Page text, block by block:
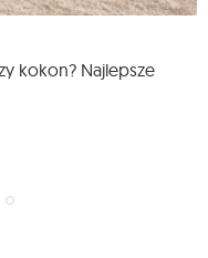
kokon? Najlepsze